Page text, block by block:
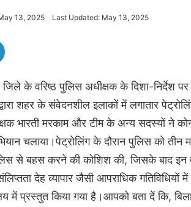
13, 2025 Last Updated: May 13, 2025
जिले के वरिष्ठ पुलिस अधीक्षक के दिशा-निर्देश
द्वारा शहर के संवेदनशील इलाकों में लगातार
भारती मरकाम और टीम के अन्य सदस्यों ने
चलाया।पेट्रोलिंग के दौरान पुलिस को
से बहस करने की कोशिश की, जिसके बाद इन
देह व्यापार जैसी आपराधिक गतिविधियों
में प्रस्तुत किया गया है।आपको बता दें कि,